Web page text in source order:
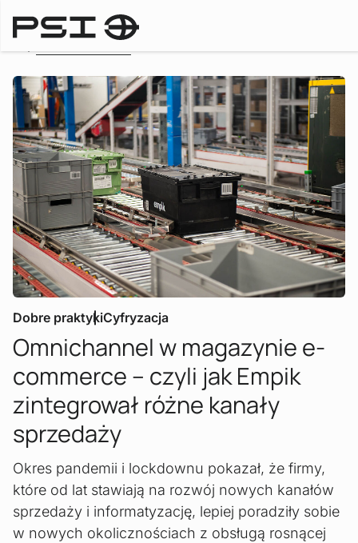
Dobre praktykiCyfryzacja
:
Omnichannel w magazynie e-
commerce – czyli jak Empik
zintegrował różne kanały
sprzedaży
Okres pandemii i lockdownu pokazał, że firmy,
które od lat stawiają na rozwój nowych kanałów
sprzedaży i informatyzację, lepiej poradziły sobie
w nowych okolicznościach z obsługą rosnącej